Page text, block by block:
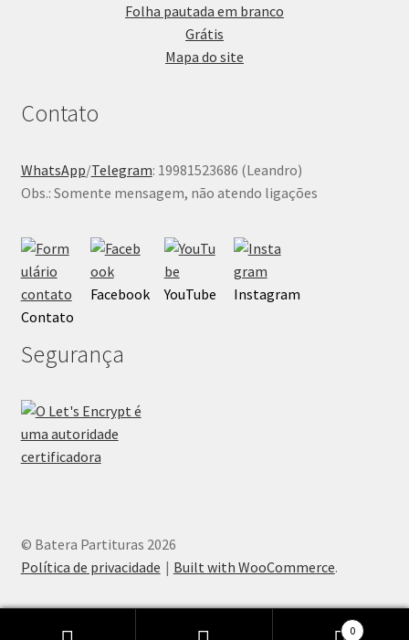
Folha pautada em branco
Grátis
Mapa do site
Contato
WhatsApp/Telegram: 19981523686 (Leandro)
Obs.: Somente mensagem, não atendo ligações
Contato
Facebook YouTube Instagram
Segurança
© Batera Partituras 2026
Política de privacidade
Built with WooCommerce.
0